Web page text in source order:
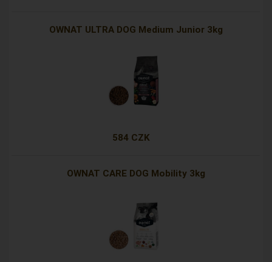
OWNAT ULTRA DOG Medium Junior 3kg
584 CZK
OWNAT CARE DOG Mobility 3kg